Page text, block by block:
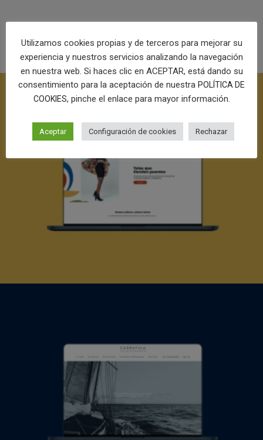
PROYECTOS RELACIONADOS
Utilizamos cookies propias y de terceros para mejorar su
experiencia y nuestros servicios analizando la navegación
en nuestra web. Si haces clic en ACEPTAR, está dando su
consentimiento para la aceptación de nuestra POLÍTICA DE
COOKIES, pinche el enlace para mayor información.
Aceptar Configuración de cookies Rechazar